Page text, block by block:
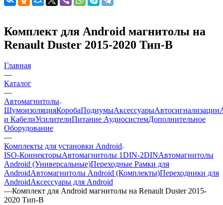
Комплект для Android магнитолы на
Renault Duster 2015-2020 Тип-B
Главная
—
Каталог
—
Автомагнитолы
ШумоизоляцияКоробаПодиумыАксессуарыАвтосигнализации
и КабелиУсилителиПитание АудиосистемДополнительное
Оборудование
—
Комплекты для установки Android
ISO-КоннекторыАвтомагнитолы 1DIN-2DINАвтомагнитолы
Android (Универсальные)Переходные Рамки для
AndroidАвтомагнитолы Android (Комплекты)Переходники для
AndroidАксессуары для Android
—Комплект для Android магнитолы на Renault Duster 2015-
2020 Тип-B